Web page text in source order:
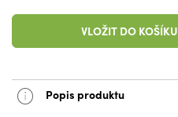
VLOŽIT DO KOŠÍKU
Popis produktu